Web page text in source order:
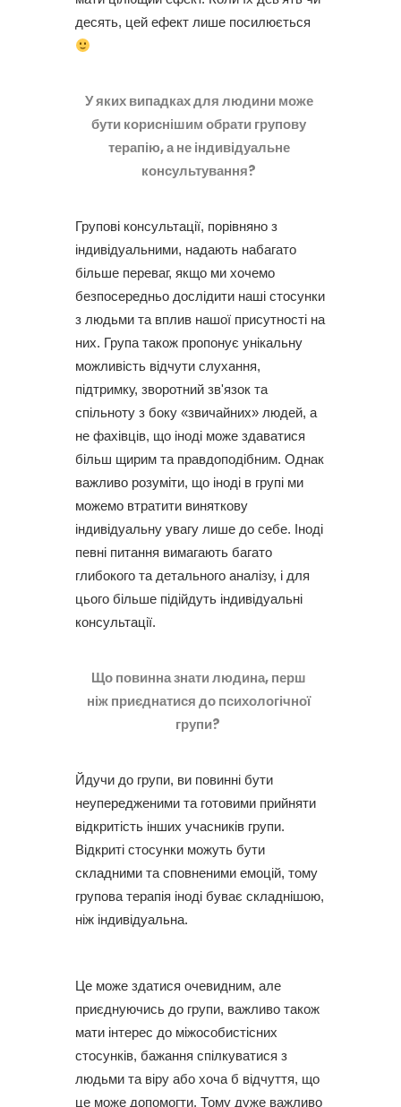
десять, цей ефект лише посилюється
У яких випадках для людини може
бути кориснішим обрати групову
терапію, а не індивідуальне
консультування?
Групові консультації, порівняно з
індивідуальними, надають набагато
більше переваг, якщо ми хочемо
безпосередньо дослідити наші стосунки
з людьми та вплив нашої присутності на
них. Група також пропонує унікальну
можливість відчути слухання,
підтримку, зворотний зв'язок та
спільноту з боку «звичайних» людей, а
не фахівців, що іноді може здаватися
більш щирим та правдоподібним. Однак
важливо розуміти, що іноді в групі ми
можемо втратити виняткову
індивідуальну увагу лише до себе. Іноді
певні питання вимагають багато
глибокого та детального аналізу, і для
цього більше підійдуть індивідуальні
консультації.
Що повинна знати людина, перш
ніж приєднатися до психологічної
групи?
Йдучи до групи, ви повинні бути
неупередженими та готовими прийняти
відкритість інших учасників групи.
Відкриті стосунки можуть бути
складними та сповненими емоцій, тому
групова терапія іноді буває складнішою,
ніж індивідуальна.
Це може здатися очевидним, але
приєднуючись до групи, важливо також
мати інтерес до міжособистісних
стосунків, бажання спілкуватися з
людьми та віру або хоча б відчуття, що
це може допомогти. Тому дуже важливо